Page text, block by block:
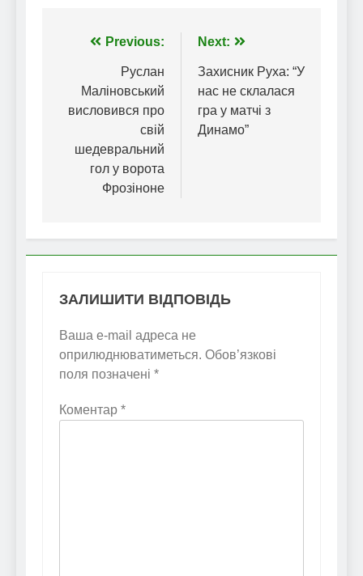
Навігація
записів
Previous:
Руслан
Маліновський
висловився про
свій
шедевральний
гол у ворота
Фрозіноне
Next:
Захисник Руха: “У
нас не склалася
гра у матчі з
Динамо”
ЗАЛИШИТИ ВІДПОВІДЬ
Ваша e-mail адреса не
оприлюднюватиметься. Обов’язкові
поля позначені *
Коментар *